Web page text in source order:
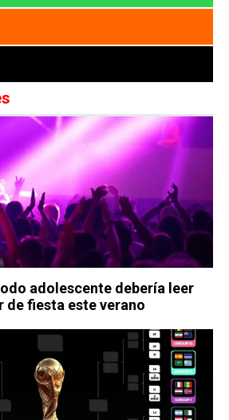
adolescente debería leer
de fiesta este verano